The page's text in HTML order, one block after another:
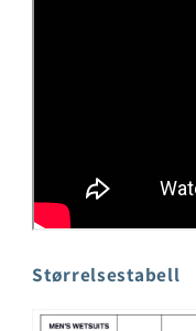
Størrelsestabell